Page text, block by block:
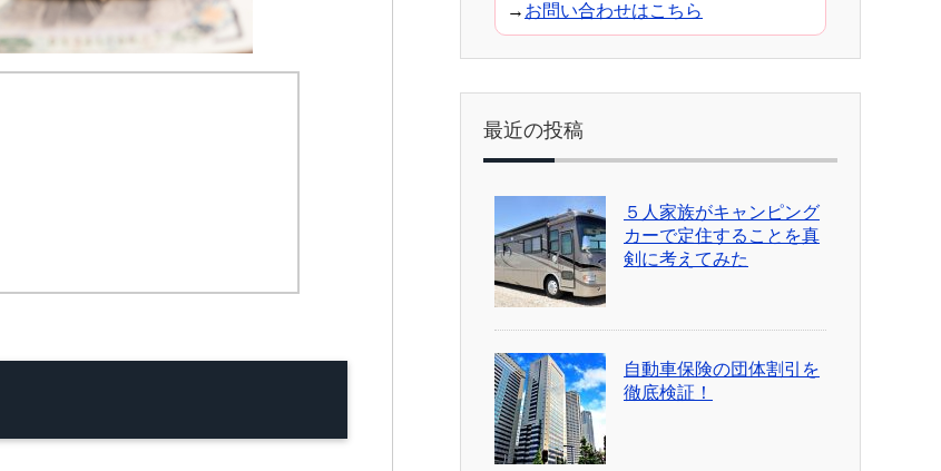
→ お問い合わせはこちら
最近の投稿
５人家族がキャンピング
カーで定住することを真
剣に考えてみた
自動車保険の団体割引を
徹底検証！